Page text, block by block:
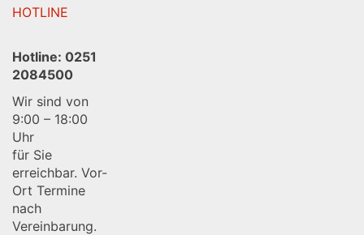
HOTLINE
Hotline: 0251
2084500
Wir sind von
9:00 – 18:00
Uhr
für Sie
erreichbar. Vor-
Ort Termine
nach
Vereinbarung.